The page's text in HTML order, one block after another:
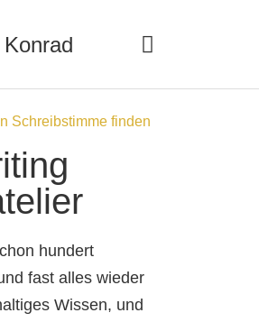
Schreibstimme finden
hundert
fast alles wieder
Wissen, und